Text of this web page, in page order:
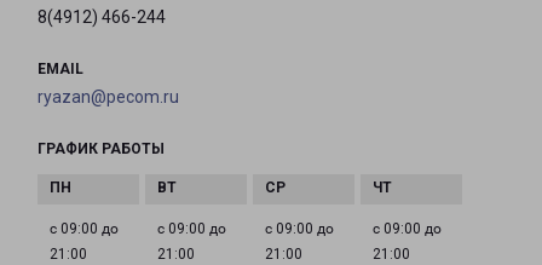
8(4912) 466-244
EMAIL
ryazan@pecom.ru
ГРАФИК РАБОТЫ
с 09:00 до
21:00
с 09:00 до
21:00
с 09:00 до
21:00
с 09:00 до
21:00